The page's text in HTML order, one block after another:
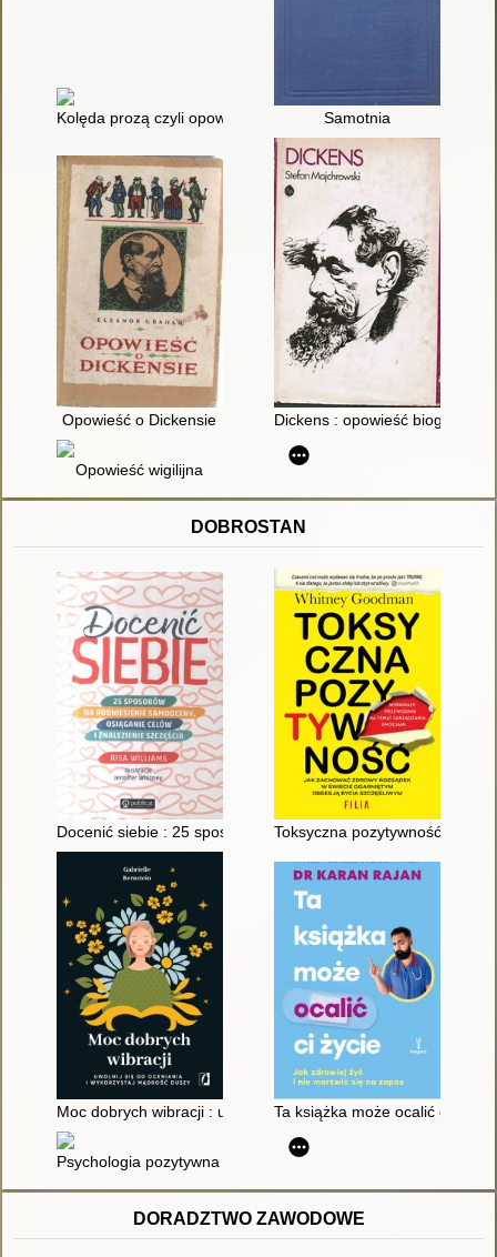
Kolęda prozą czyli opowieść wigilijna o duchu
Samotnia
Opowieść o Dickensie Dickens : opowieść
Opowieść wigilijna
DOBROSTAN
Docenić siebie : 25 sposobów na podniesienie samooceny,
Toksyczna pozytywność
Moc dobrych wibracji : uwolnij się od oceniania i wykorzystaj
Ta książka może ocalić ci życie
Psychologia pozytywna : 100 prostych technik na każdą
DORADZTWO ZAWODOWE